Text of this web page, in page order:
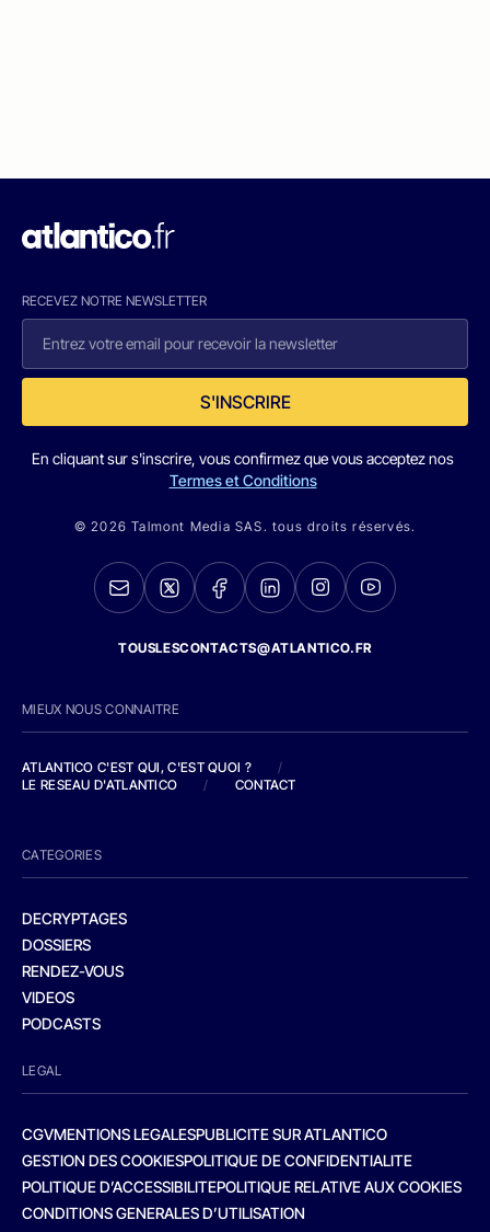
RECEVEZ NOTRE NEWSLETTER
S'INSCRIRE
En cliquant sur s'inscrire, vous confirmez que vous acceptez nos
Termes et Conditions
© 2026 Talmont Media SAS. tous droits réservés.
TOUSLESCONTACTS@ATLANTICO.FR
MIEUX NOUS CONNAITRE
ATLANTICO C'EST QUI, C'EST QUOI ?
/
LE RESEAU D'ATLANTICO
/ CONTACT
CATEGORIES
DECRYPTAGES
DOSSIERS
RENDEZ-VOUS
VIDEOS
PODCASTS
LEGAL
CGVMENTIONS LEGALESPUBLICITE SUR ATLANTICO
GESTION DES COOKIESPOLITIQUE DE CONFIDENTIALITE
POLITIQUE D’ACCESSIBILITEPOLITIQUE RELATIVE AUX COOKIES
CONDITIONS GENERALES D’UTILISATION